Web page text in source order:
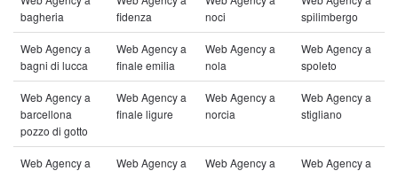
bagheria
fidenza
noci
spilimbergo
Web Agency a
bagni di lucca
Web Agency a
finale emilia
Web Agency a
nola
Web Agency a
spoleto
Web Agency a
barcellona
pozzo di gotto
Web Agency a
finale ligure
Web Agency a
norcia
Web Agency a
stigliano
Web Agency a
Web Agency a
Web Agency a
Web Agency a